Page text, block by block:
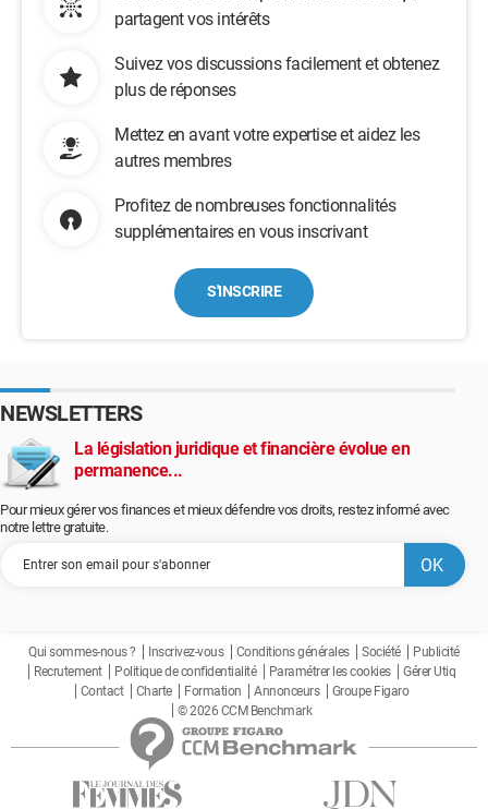
partagent vos intérêts
Suivez vos discussions facilement et obtenez
plus de réponses
Mettez en avant votre expertise et aidez les
autres membres
Profitez de nombreuses fonctionnalités
supplémentaires en vous inscrivant
S'INSCRIRE
NEWSLETTERS
La législation juridique et financière évolue en
permanence...
Pour mieux gérer vos finances et mieux défendre vos droits, restez informé avec
notre lettre gratuite.
Qui sommes-nous ? Inscrivez-vous Conditions générales Société
Publicité
Recrutement
Politique de confidentialité Paramétrer les cookies
Gérer Utiq
Contact
Charte Formation Annonceurs
Groupe Figaro
© 2026 CCM Benchmark